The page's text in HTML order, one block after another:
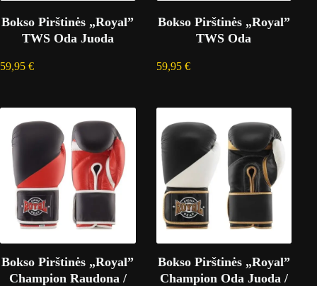
Bokso Pirštinės „Royal”
TWS Oda Juoda
59,95 €
Bokso Pirštinės „Royal”
TWS Oda
59,95 €
Bokso Pirštinės „Royal”
Champion Raudona /
Bokso Pirštinės „Royal”
Champion Oda Juoda /